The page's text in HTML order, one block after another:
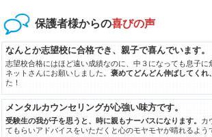
保護者様からの喜びの声
なんとか志望校に合格でき、親子で喜んでいます。
志望校合格にはほど遠い成績なのに、中３になっても息子に
ネットさんにお願いしました。 褒めてどんどん伸ばしてくれ、
た！
メンタルカウンセリングが心強い味方です。
受験生の我が子を思うと、時に親もナーバスになります。 カ
てもらいアドバイスをいただくと心のモヤモヤが晴れるよう